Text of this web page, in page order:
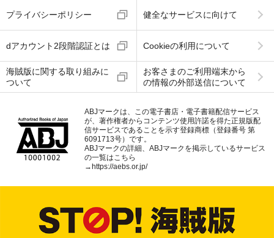
プライバシーポリシー 健全なサービスに向けて
dアカウント2段階認証とは Cookieの利用について
海賊版に関する取り組みに
ついて
お客さまのご利用端末から
の情報の外部送信について
ABJマークは、この電子書店・電子書籍配信サービス
が、著作権者からコンテンツ使用許諾を得た正規版配
信サービスであることを示す登録商標（登録番号 第
6091713号）です。
ABJマークの詳細、ABJマークを掲示しているサービス
の一覧はこちら
→https://aebs.or.jp/